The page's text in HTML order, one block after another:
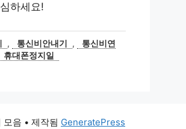
하세요!
, 통신비안내기 ,
통신비연
휴대폰정지일
모음 • 제작됨 GeneratePress